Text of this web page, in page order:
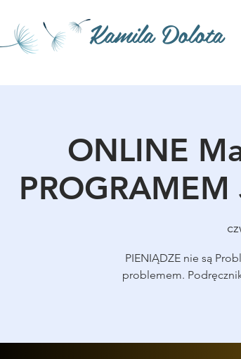
Kamila Dolota
ONLINE
PIENIĄDZE nie są
problemem.